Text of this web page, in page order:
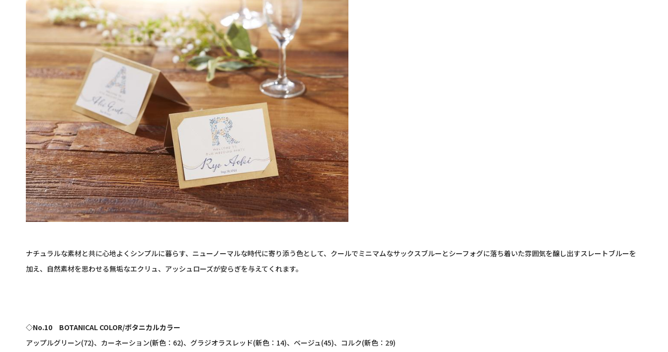
ナチュラルな素材と共に心地よくシンプルに暮らす、ニューノーマルな時代に寄り添う色として、クールでミニマムなサックスブルーとシーフォグに落ち着いた雰囲気を醸し出すスレートブルーを
加え、自然素材を思わせる無垢なエクリュ、アッシュローズが安らぎを与えてくれます。
◇No.10 BOTANICAL COLOR/ボタニカルカラー
アップルグリーン(72)、カーネーション(新色： 62)、グラジオラスレッド(新色： 14)、ベージュ(45)、コルク(新色： 29)